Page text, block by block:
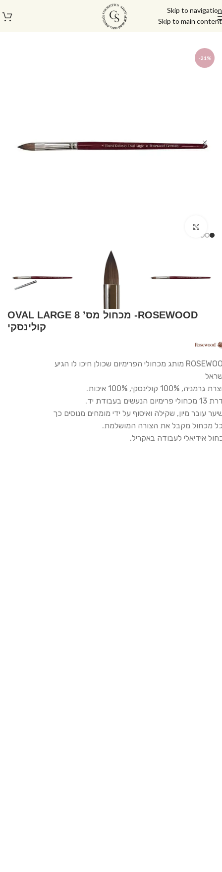
Skip to navigation
Skip to main content
עמוד הבית/מוצרי בניה וציפורניים
-21%
ROSEWOOD- מכחול מס’ 8 OVAL LARGE
קולינסקי
ROSEWOOD מותג מכחולי הפרימיום שכולן חיכו לו הגיע
100% קולינסקי, 100% איכות.
הנעשים בעבודת יד.
עובר מיון, שקילה ואיסוף על ידי מומחים מנוסים כך
מכחול מקבל את הצורה המושלמת.
אידיאלי לעבודה באקריל.